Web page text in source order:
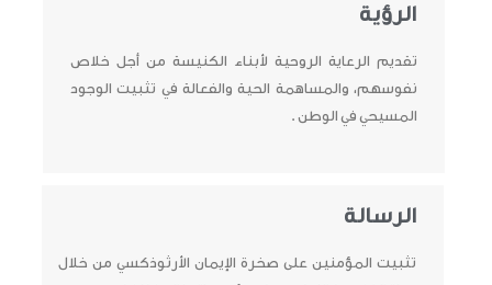
الرؤية
تقديم الرعاية الروحية لأبناء الكنيسة من أجل خلاص
نفوسهم، والمساهمة الحية والفعالة في تثبيت الوجود
المسيحي في الوطن .
الرسالة
تثبيت المؤمنين على صخرة الإيمان الأرثوذكسي من خلال